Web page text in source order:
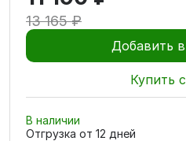
13 165 ₽
Добавить
Купить
В наличии
Отгрузка от 12 дней